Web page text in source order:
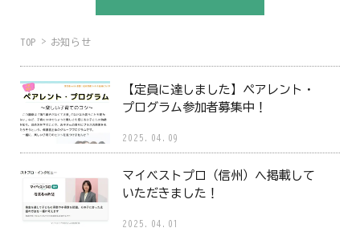
TOP お知らせ
【定員に達しました】ペアレント・
プログラム参加者募集中！
2025.04.09
マイベストプロ（信州）へ掲載して
いただきました！
2025.04.01